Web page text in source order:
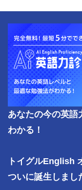
あなたの今の英語
わかる！
トイグルEnglish
ついに誕生しまし